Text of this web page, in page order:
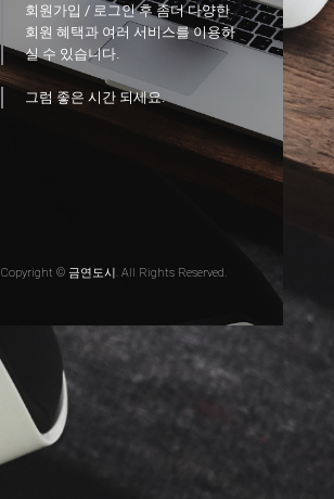
회원가입 / 로그인 후 좀더 다양한
회원 혜택과 여러 서비스를 이용하
실 수 있습니다.
그럼 좋은 시간 되세요.
Copyright © 금연도시. All Rights Reserved.